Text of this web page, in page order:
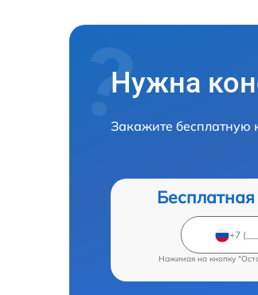
Нужна
Закажите бесплатную
Нажимая на кнопку